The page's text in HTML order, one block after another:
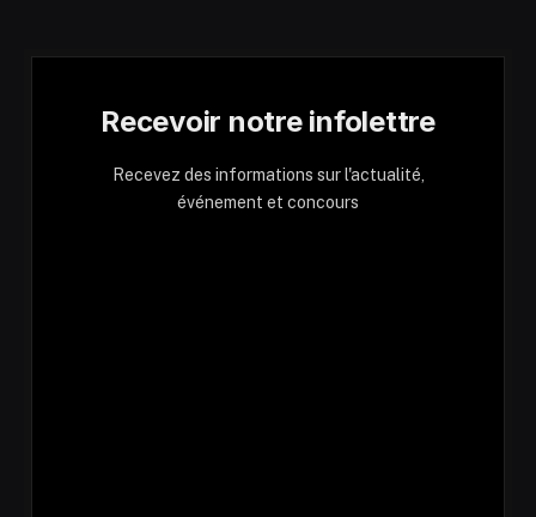
Recevoir notre infolettre
Recevez des informations sur l'actualité,
événement et concours